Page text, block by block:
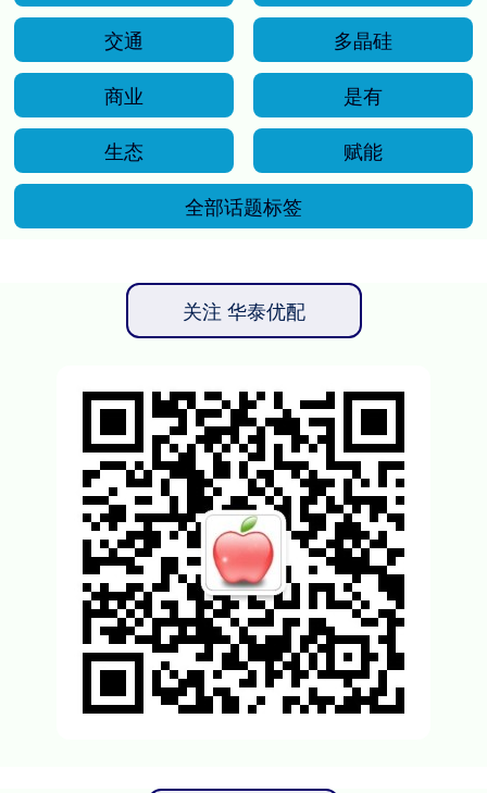
交通
多晶硅
商业
是有
生态
赋能
全部话题标签
关注 华泰优配